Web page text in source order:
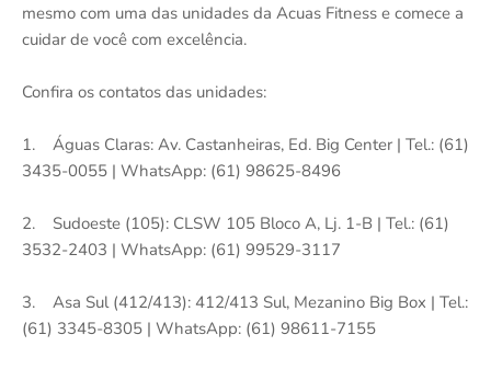
mesmo com uma das unidades da Acuas Fitness e comece a
cuidar de você com excelência.
Confira os contatos das unidades:
1. Águas Claras: Av. Castanheiras, Ed. Big Center | Tel.: (61)
3435-0055 | WhatsApp: (61) 98625-8496
2. Sudoeste (105): CLSW 105 Bloco A, Lj. 1-B | Tel.: (61)
3532-2403 | WhatsApp: (61) 99529-3117
3. Asa Sul (412/413): 412/413 Sul, Mezanino Big Box | Tel.:
(61) 3345-8305 | WhatsApp: (61) 98611-7155